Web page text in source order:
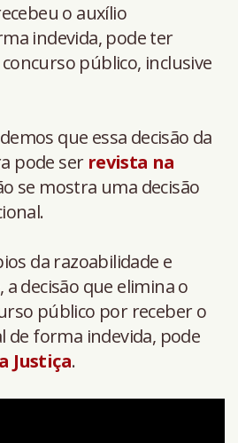
o auxílio
indevida, pode ter
público, inclusive
que essa decisão da
pode ser revista na
se mostra uma decisão
da razoabilidade e
decisão que elimina o
público por receber o
de forma indevida, pode
Justiça.